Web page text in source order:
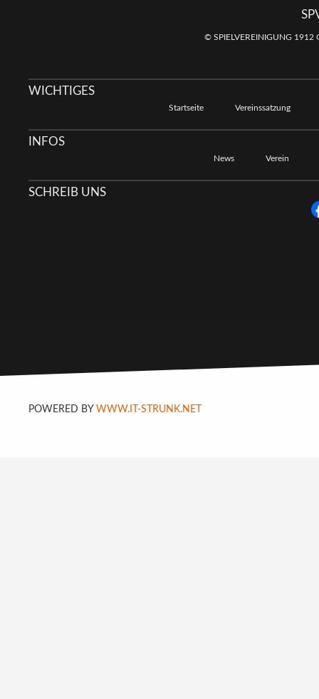
© SPIELVEREINIGUNG 1912
WICHTIGES
Startseite Vereinssatzung
INFOS
News Verein
SCHREIB UNS
POWERED BY WWW.IT-STRUNK.NET